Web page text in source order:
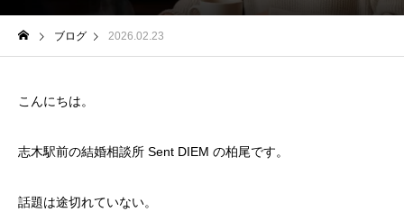
ブログ 2026.02.23
こんにちは。
志木駅前の結婚相談所 Sent DIEM の柏尾です。
話題は途切れていない。